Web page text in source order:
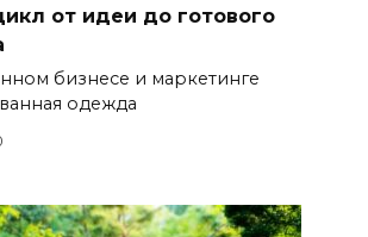
от идеи до готового
бизнесе и маркетинге
одежда